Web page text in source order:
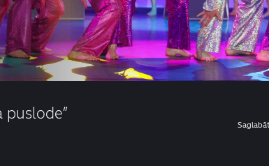
puslode”
Saglabāt